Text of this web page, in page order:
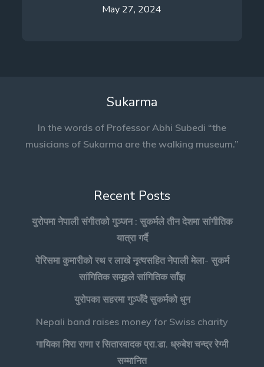
May 27, 2024
Sukarma
In the words of Professor Abhi Subedi “the
musicians of Sukarma are the walking museum.”
Recent Posts
युरोपमा नेपाली संगीतको गुञ्जन : सुकर्मले तीन देशमा सांगीतिक
यात्रा गर्दै
पेरिसमा कुमारीको रथ र लाखे नृत्यसहित नेपाली मेला- सुकर्म
सांगितिक समूहले सांगितिक साँझ
युरोपका सहरमा गुञ्जँदै सुकर्मको धुन
Nepali band raises money for Swiss charity
गायिका मिरा राणा र सितारवादक प्रा.डा. ध्रुबेश चन्द्र रेग्मी
सम्मानित